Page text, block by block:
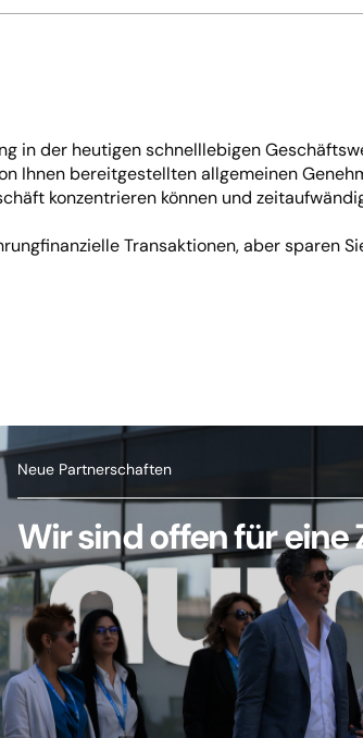
in der heutigen schnelllebigen
Ihnen bereitgestellten allgemeinen
konzentrieren können und
finanzielle Transaktionen, aber sparen
Neue Partnerschaften
Wir sind offen für